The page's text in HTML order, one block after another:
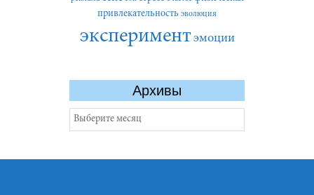
привлекательность эволюция
экспериментэмоции
Архивы
Архивы